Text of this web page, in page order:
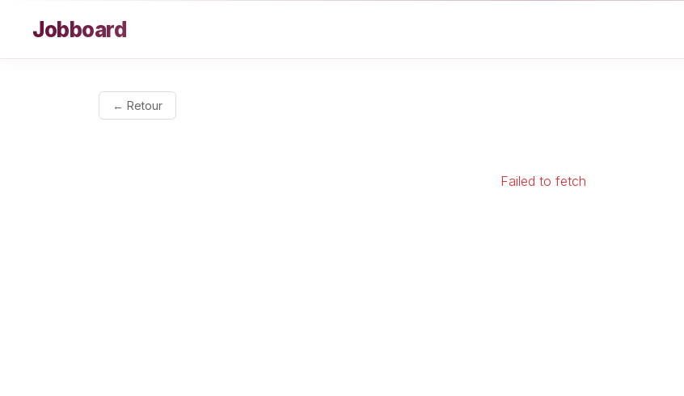
Jobboard
← Retour
Failed to fetch